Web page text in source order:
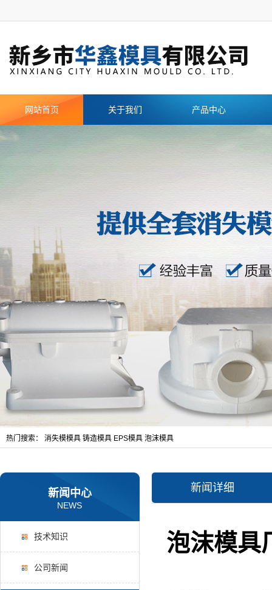
网站首页 关于我们 产品中心
热门搜索： 消失模模具 铸造模具 EPS模具 泡沫模具
新闻中心
NEWS
技术知识
公司新闻
新闻详细
泡沫模具